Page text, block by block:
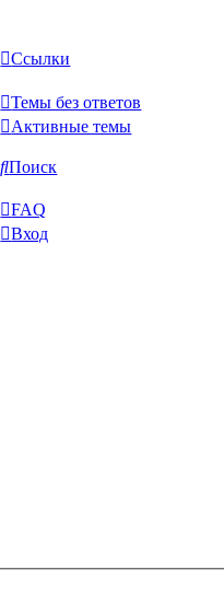
Ссылки
Темы без ответов
Активные темы
Поиск
FAQ
Вход